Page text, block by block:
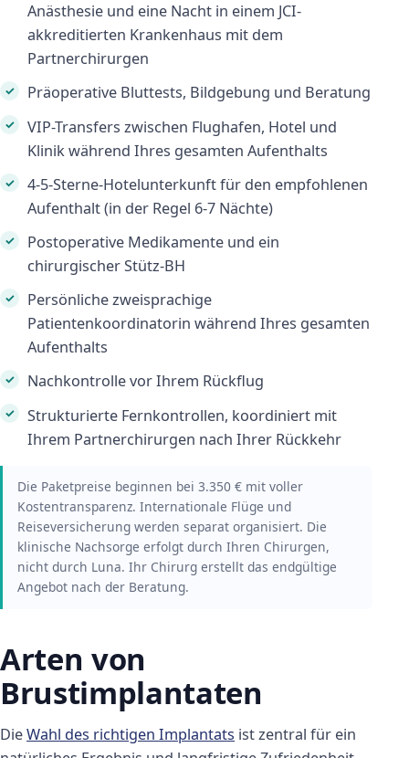
Anästhesie und eine Nacht in einem JCI-
akkreditierten Krankenhaus mit dem
Partnerchirurgen
Präoperative Bluttests, Bildgebung und Beratung
VIP-Transfers zwischen Flughafen, Hotel und
Klinik während Ihres gesamten Aufenthalts
4-5-Sterne-Hotelunterkunft für den empfohlenen
Aufenthalt (in der Regel 6-7 Nächte)
Postoperative Medikamente und ein
chirurgischer Stütz-BH
Persönliche zweisprachige
Patientenkoordinatorin während Ihres gesamten
Aufenthalts
Nachkontrolle vor Ihrem Rückflug
Strukturierte Fernkontrollen, koordiniert mit
Ihrem Partnerchirurgen nach Ihrer Rückkehr
Die Paketpreise beginnen bei 3.350 € mit voller
Kostentransparenz. Internationale Flüge und
Reiseversicherung werden separat organisiert. Die
klinische Nachsorge erfolgt durch Ihren Chirurgen,
nicht durch Luna. Ihr Chirurg erstellt das endgültige
Angebot nach der Beratung.
Arten von
Brustimplantaten
DieWahl des richtigen Implantats ist zentral für ein